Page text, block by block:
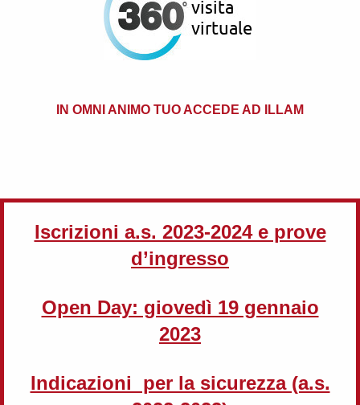
IN OMNI ANIMO TUO ACCEDE AD ILLAM
Iscrizioni a.s. 2023-2024 e prove
d’ingresso
Open Day: giovedì 19 gennaio
2023
Indicazioni per la sicurezza (a.s.